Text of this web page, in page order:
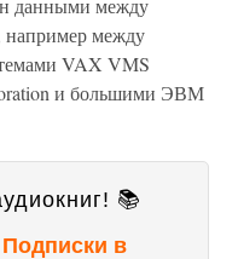
данными между
например между
VAX VMS
и большими ЭВМ
📚
в